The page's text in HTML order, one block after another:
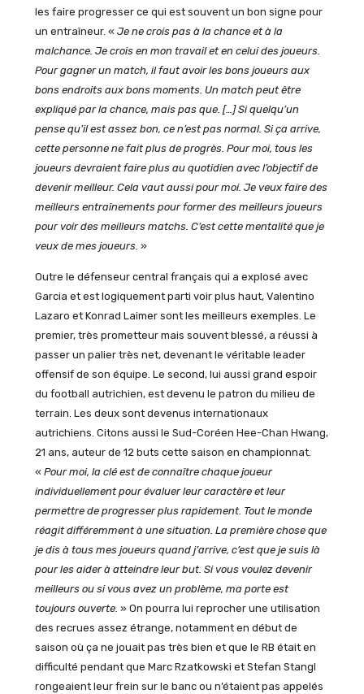
les faire progresser ce qui est souvent un bon signe pour
un entraîneur. « Je ne crois pas à la chance et à la
malchance. Je crois en mon travail et en celui des joueurs.
Pour gagner un match, il faut avoir les bons joueurs aux
bons endroits aux bons moments. Un match peut être
expliqué par la chance, mais pas que. […] Si quelqu’un
pense qu’il est assez bon, ce n’est pas normal. Si ça arrive,
cette personne ne fait plus de progrès. Pour moi, tous les
joueurs devraient faire plus au quotidien avec l’objectif de
devenir meilleur. Cela vaut aussi pour moi. Je veux faire des
meilleurs entraînements pour former des meilleurs joueurs
pour voir des meilleurs matchs. C’est cette mentalité que je
veux de mes joueurs. »
Outre le défenseur central français qui a explosé avec
Garcia et est logiquement parti voir plus haut, Valentino
Lazaro et Konrad Laimer sont les meilleurs exemples. Le
premier, très prometteur mais souvent blessé, a réussi à
passer un palier très net, devenant le véritable leader
offensif de son équipe. Le second, lui aussi grand espoir
du football autrichien, est devenu le patron du milieu de
terrain. Les deux sont devenus internationaux
autrichiens. Citons aussi le Sud-Coréen Hee-Chan Hwang,
21 ans, auteur de 12 buts cette saison en championnat.
« Pour moi, la clé est de connaître chaque joueur
individuellement pour évaluer leur caractère et leur
permettre de progresser plus rapidement. Tout le monde
réagit différemment à une situation. La première chose que
je dis à tous mes joueurs quand j’arrive, c’est que je suis là
pour les aider à atteindre leur but. Si vous voulez devenir
meilleurs ou si vous avez un problème, ma porte est
toujours ouverte. » On pourra lui reprocher une utilisation
des recrues assez étrange, notamment en début de
saison où ça ne jouait pas très bien et que le RB était en
difficulté pendant que Marc Rzatkowski et Stefan Stangl
rongeaient leur frein sur le banc ou n’étaient pas appelés